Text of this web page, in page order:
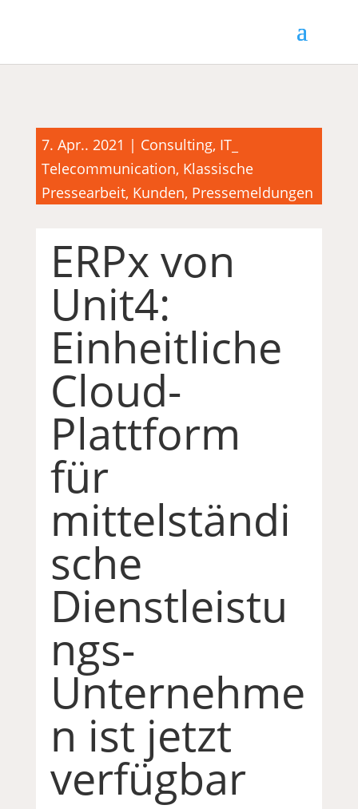
7. Apr.. 2021 | Consulting, IT_
Telecommunication, Klassische
Pressearbeit, Kunden, Pressemeldungen
ERPx von
Unit4:
Einheitliche
Cloud-
Plattform
für
mittelständi
sche
Dienstleistu
ngs-
Unternehme
n ist jetzt
verfügbar